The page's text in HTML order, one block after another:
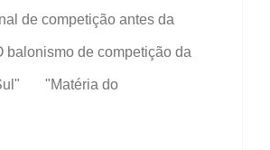
de competição antes da
balonismo de competição da
"Matéria do